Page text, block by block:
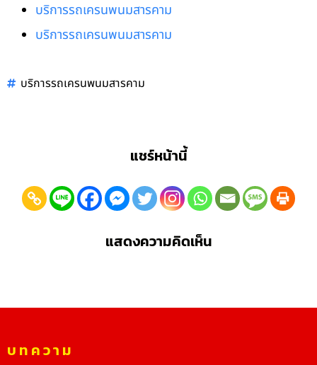
บริการรถเครนพนมสารคาม
บริการรถเครนพนมสารคาม
บริการรถเครนพนมสารคาม
แชร์หน้านี้
แสดงความคิดเห็น
บทความ